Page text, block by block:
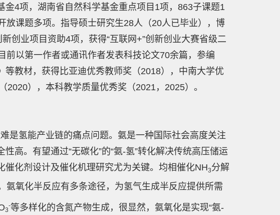
4项， 湖南省自然科学基金重点项目1项， 863子课题1
放课题多项。指导硕士研究生28人（20人已毕业），博
创业项目资助4项，获得“互联网+”创新创业大赛省级二
以第一作者或通讯作者发表科技论文70余篇，参编
等教材，获得比亚迪优秀教师奖（2018），中南大学优
），本科教学质量优秀奖（2021，2025）。
氢能产业链的痛点问题。氨是一种国际社会高度关注
高。有望通过“无碳化”的“氨-氢”转化解决传统高压储运
化剂设计及催化机理研究尤为关键。均相催化NH3分解
氨氧化半反应有多条途径，为氢气生成半反应提供所需
3
-等多样化的含氮产物生成，很显然，氨氧化是实现“氨-